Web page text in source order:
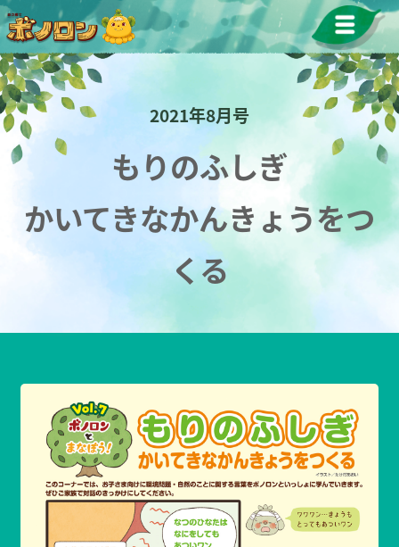
2021年8月号
もりのふしぎ
かいてきなかんきょうをつ
くる